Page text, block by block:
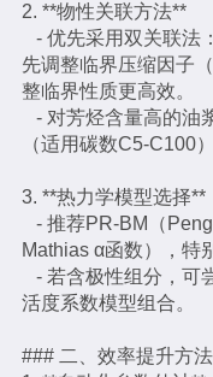
2. **物性关联方法**
- 优先采用双关联法
先调整临界压缩因子
整临界性质更高效。
- 对芳烃含量高的油
（适用碳数C5-C100
3. **热力学模型选择**
- 推荐PR-BM（
Mathias α函数），特
- 若含极性组分，可
活度系数模型组合。
### 二、效率提升方法